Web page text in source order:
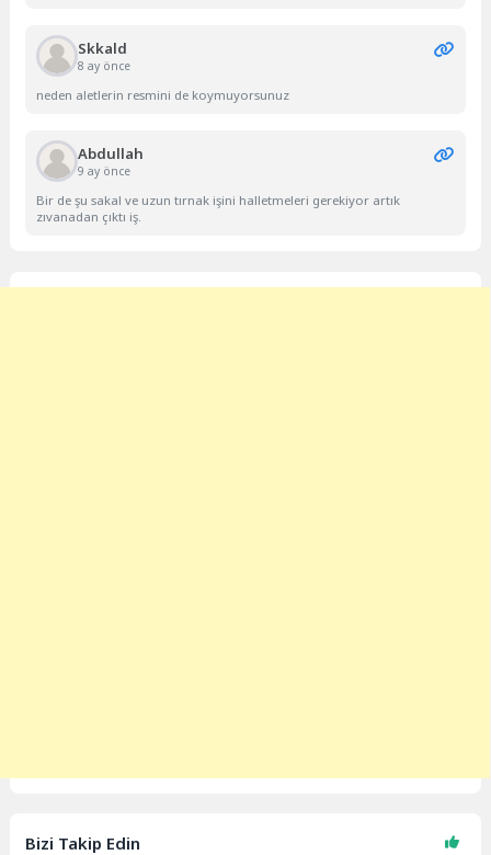
Skkald
8 ay önce
neden aletlerin resmini de koymuyorsunuz
Abdullah
9 ay önce
Bir de şu sakal ve uzun tırnak işini halletmeleri gerekiyor artık
zıvanadan çıktı iş.
Bizi Takip Edin